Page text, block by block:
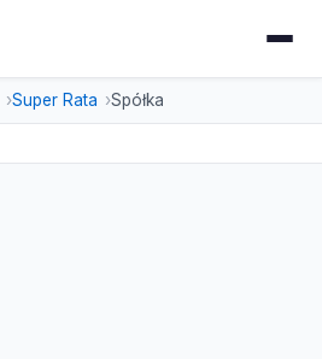
Super Rata Spółka